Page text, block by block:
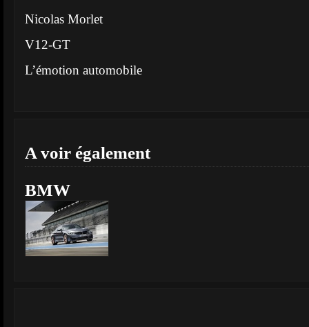
Nicolas Morlet
V12-GT
L’émotion automobile
A voir également
BMW